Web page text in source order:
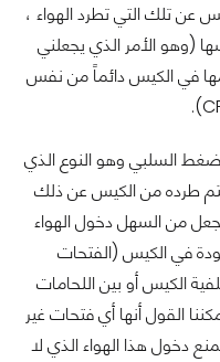
عن تلك التي تطرد الهواء ،
(وهو الأمر الذي يجعلني
في الكيس دائماً من نفس
السلبي وهو النوع الذي
يتم طرده من الكيس عن ذلك
من السهل دخول الهواء
في الكيس (الفتحات
الكيس أو بين اللحامات
القول أنها أي فتحات غير
دخول هذا الهواء الذي لا